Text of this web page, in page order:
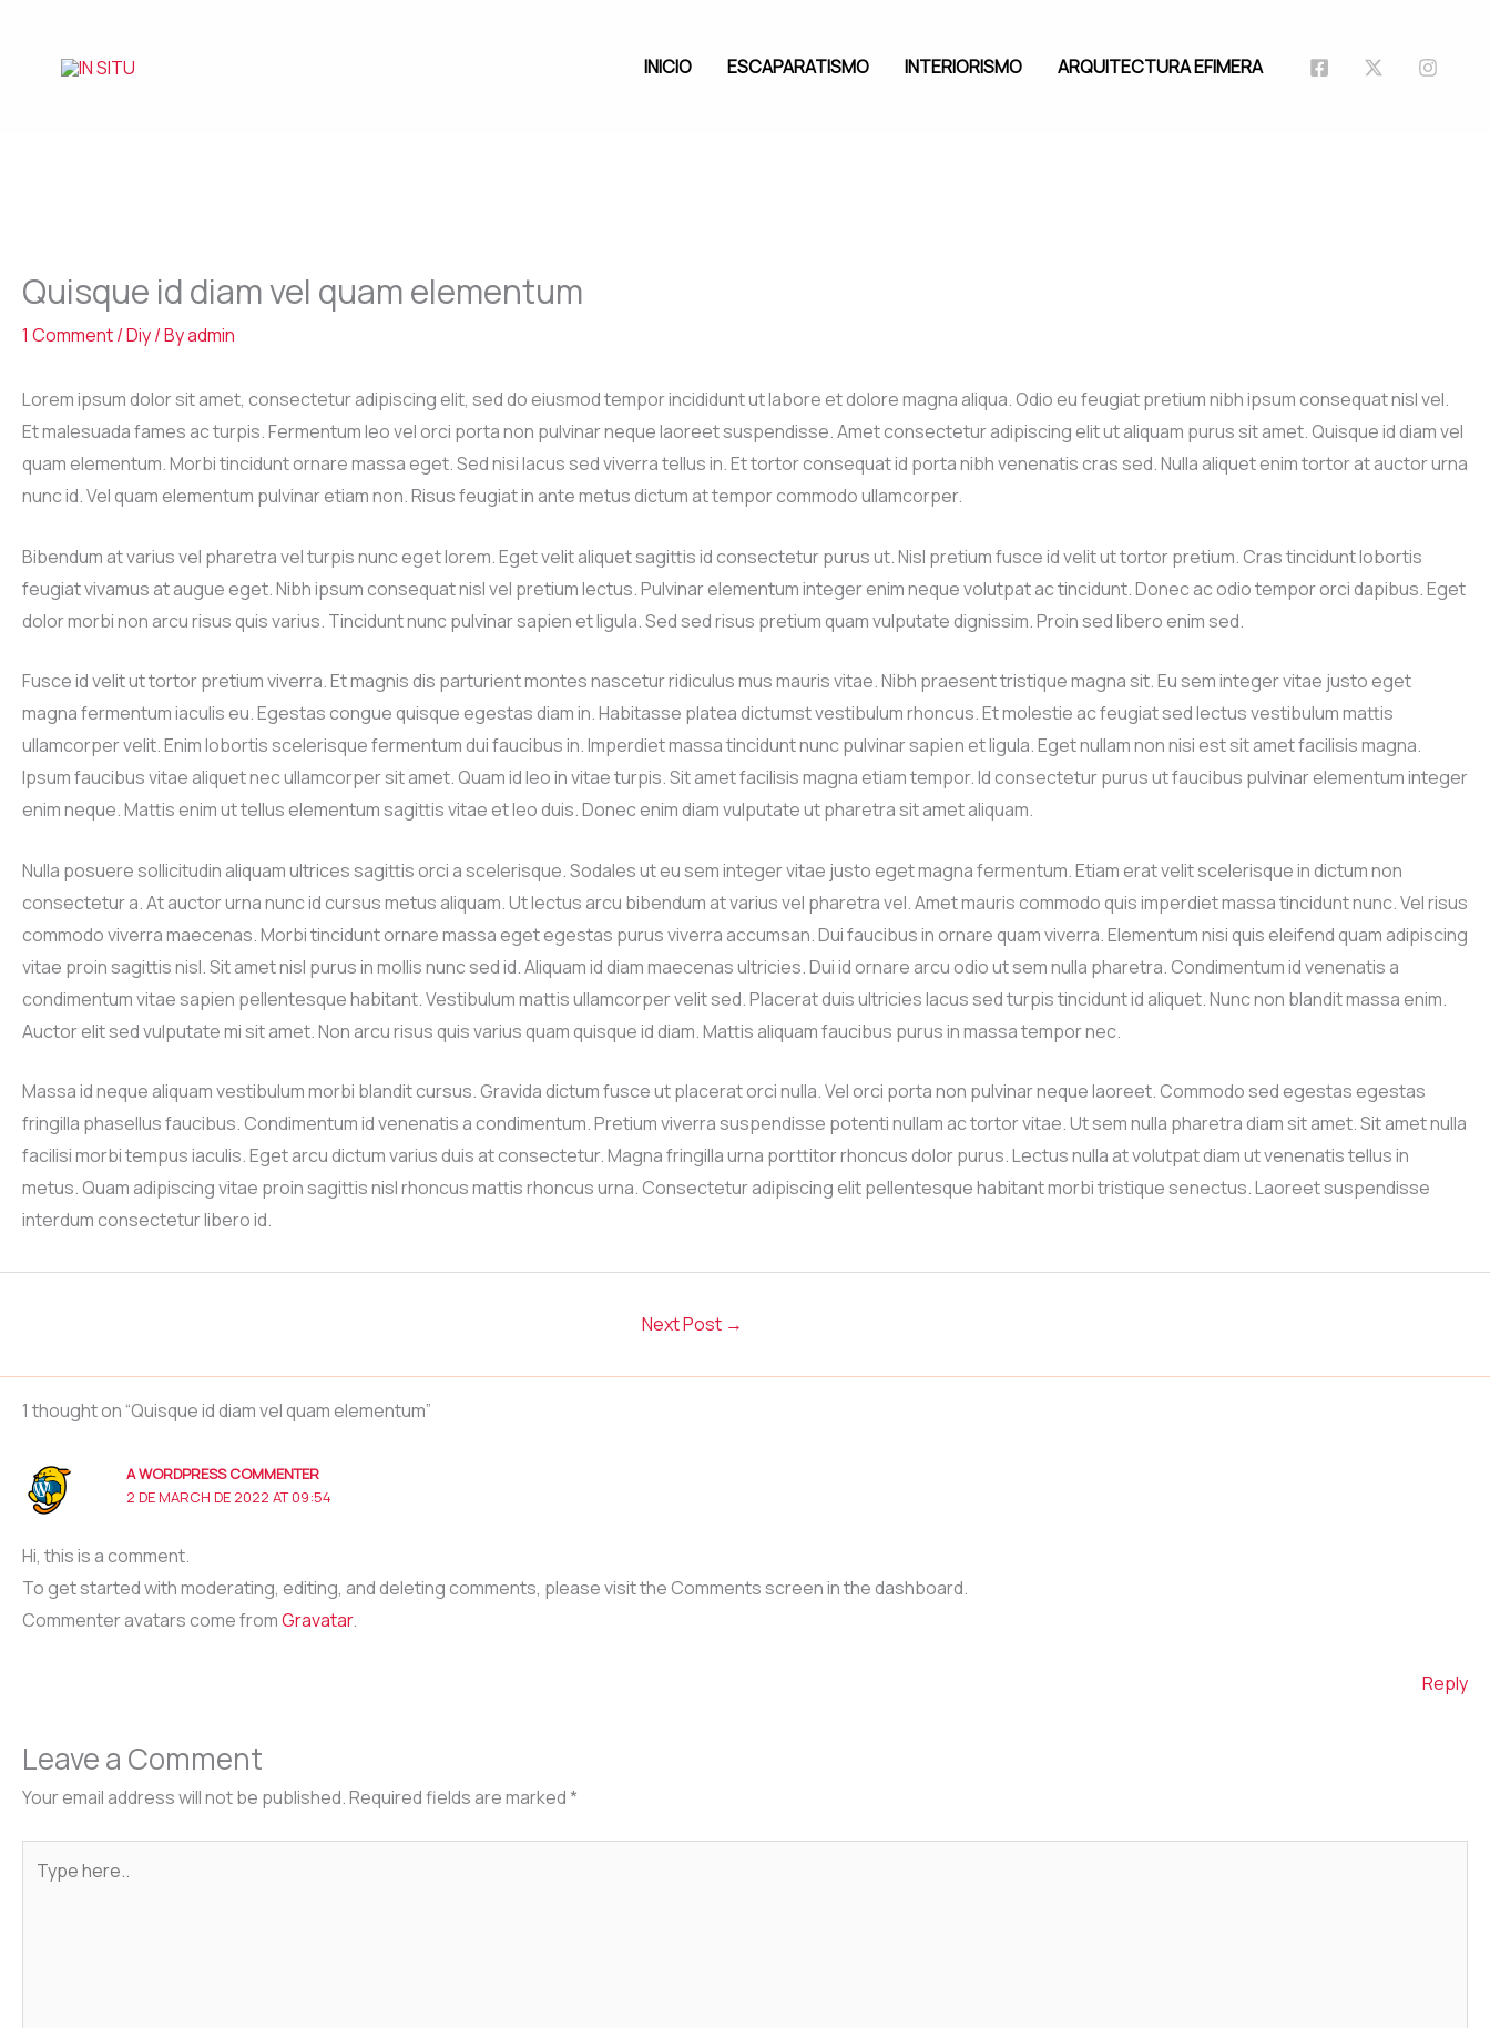
content
INICIO ESCAPARATISMO INTERIORISMO ARQUITECTURA EFIMERA
Quisque id diam vel quam elementum
1 Comment/Diy/ Byadmin
Lorem ipsum dolor sit amet, consectetur adipiscing elit, sed do eiusmod tempor incididunt ut labore et dolore magna aliqua. Odio eu feugiat pretium nibh ipsum consequat nisl vel.
Et malesuada fames ac turpis. Fermentum leo vel orci porta non pulvinar neque laoreet suspendisse. Amet consectetur adipiscing elit ut aliquam purus sit amet. Quisque id diam vel
quam elementum. Morbi tincidunt ornare massa eget. Sed nisi lacus sed viverra tellus in. Et tortor consequat id porta nibh venenatis cras sed. Nulla aliquet enim tortor at auctor urna
nunc id. Vel quam elementum pulvinar etiam non. Risus feugiat in ante metus dictum at tempor commodo ullamcorper.
Bibendum at varius vel pharetra vel turpis nunc eget lorem. Eget velit aliquet sagittis id consectetur purus ut. Nisl pretium fusce id velit ut tortor pretium. Cras tincidunt lobortis
feugiat vivamus at augue eget. Nibh ipsum consequat nisl vel pretium lectus. Pulvinar elementum integer enim neque volutpat ac tincidunt. Donec ac odio tempor orci dapibus. Eget
dolor morbi non arcu risus quis varius. Tincidunt nunc pulvinar sapien et ligula. Sed sed risus pretium quam vulputate dignissim. Proin sed libero enim sed.
Fusce id velit ut tortor pretium viverra. Et magnis dis parturient montes nascetur ridiculus mus mauris vitae. Nibh praesent tristique magna sit. Eu sem integer vitae justo eget
magna fermentum iaculis eu. Egestas congue quisque egestas diam in. Habitasse platea dictumst vestibulum rhoncus. Et molestie ac feugiat sed lectus vestibulum mattis
ullamcorper velit. Enim lobortis scelerisque fermentum dui faucibus in. Imperdiet massa tincidunt nunc pulvinar sapien et ligula. Eget nullam non nisi est sit amet facilisis magna.
Ipsum faucibus vitae aliquet nec ullamcorper sit amet. Quam id leo in vitae turpis. Sit amet facilisis magna etiam tempor. Id consectetur purus ut faucibus pulvinar elementum integer
enim neque. Mattis enim ut tellus elementum sagittis vitae et leo duis. Donec enim diam vulputate ut pharetra sit amet aliquam.
Nulla posuere sollicitudin aliquam ultrices sagittis orci a scelerisque. Sodales ut eu sem integer vitae justo eget magna fermentum. Etiam erat velit scelerisque in dictum non
consectetur a. At auctor urna nunc id cursus metus aliquam. Ut lectus arcu bibendum at varius vel pharetra vel. Amet mauris commodo quis imperdiet massa tincidunt nunc. Vel risus
commodo viverra maecenas. Morbi tincidunt ornare massa eget egestas purus viverra accumsan. Dui faucibus in ornare quam viverra. Elementum nisi quis eleifend quam adipiscing
vitae proin sagittis nisl. Sit amet nisl purus in mollis nunc sed id. Aliquam id diam maecenas ultricies. Dui id ornare arcu odio ut sem nulla pharetra. Condimentum id venenatis a
condimentum vitae sapien pellentesque habitant. Vestibulum mattis ullamcorper velit sed. Placerat duis ultricies lacus sed turpis tincidunt id aliquet. Nunc non blandit massa enim.
Auctor elit sed vulputate mi sit amet. Non arcu risus quis varius quam quisque id diam. Mattis aliquam faucibus purus in massa tempor nec.
Massa id neque aliquam vestibulum morbi blandit cursus. Gravida dictum fusce ut placerat orci nulla. Vel orci porta non pulvinar neque laoreet. Commodo sed egestas egestas
fringilla phasellus faucibus. Condimentum id venenatis a condimentum. Pretium viverra suspendisse potenti nullam ac tortor vitae. Ut sem nulla pharetra diam sit amet. Sit amet nulla
facilisi morbi tempus iaculis. Eget arcu dictum varius duis at consectetur. Magna fringilla urna porttitor rhoncus dolor purus. Lectus nulla at volutpat diam ut venenatis tellus in
metus. Quam adipiscing vitae proin sagittis nisl rhoncus mattis rhoncus urna. Consectetur adipiscing elit pellentesque habitant morbi tristique senectus. Laoreet suspendisse
interdum consectetur libero id.
Next Post →
1 thought on “Quisque id diam vel quam elementum”
A WORDPRESS COMMENTER
2 DE MARCH DE 2022 AT 09:54
Hi, this is a comment.
To get started with moderating, editing, and deleting comments, please visit the Comments screen in the dashboard.
Commenter avatars come fromGravatar.
Reply
Leave a Comment
Your email address will not be published.Required fields are marked*
here..